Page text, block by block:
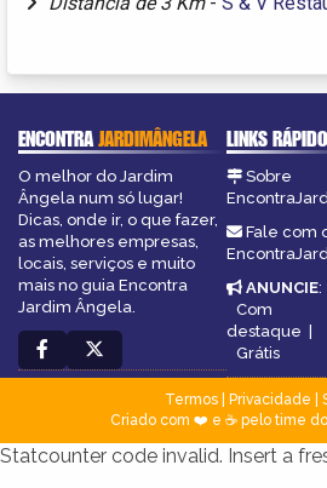
ENCONTRAJARDIMÂNGELA
O melhor do Jardim
Ângela num só lugar!
Dicas, onde ir, o que fazer,
as melhores empresas,
locais, serviços e muito
mais no guia Encontra
Jardim Ângela.
LINKS
Sobre
Fale com
ANUNCIE:
Com
destaque |
Grátis
Termos| Privacidade
Criado com ❤️ e ☕ pelo time
Statcounter code invalid. Insert a